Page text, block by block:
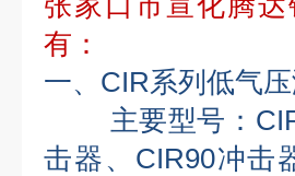
有：
一、CIR系列低气
主要型号：
击器、CIR90冲击